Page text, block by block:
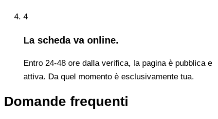
4
La scheda va online.
Entro 24-48 ore dalla verifica, la pagina è pubblica e
attiva. Da quel momento è esclusivamente tua.
Domande frequenti